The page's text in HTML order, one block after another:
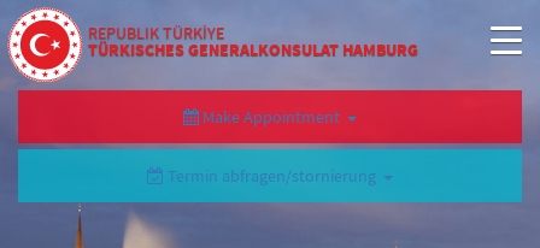
REPUBLIK TÜRKİYE
TÜRKISCHES GENERALKONSULAT HAMBURG
Make Appointment
Termin abfragen/stornierung